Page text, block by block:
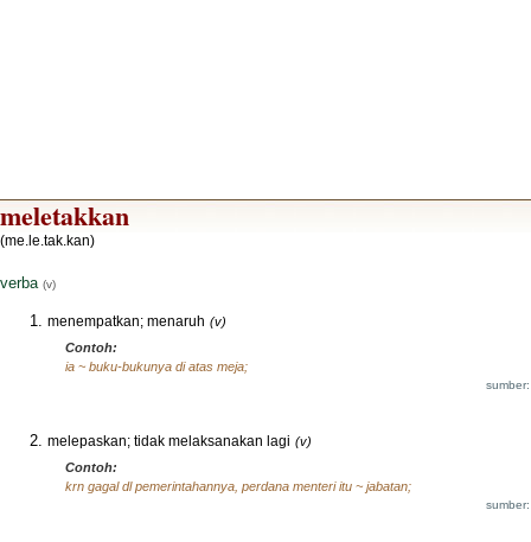
meletakkan
(me.le.tak.kan)
verba (v)
menempatkan; menaruh (v)
Contoh:
ia ~ buku-bukunya di atas meja;
melepaskan; tidak melaksanakan lagi (v)
Contoh:
krn gagal dl pemerintahannya, perdana menteri itu ~ jabatan;